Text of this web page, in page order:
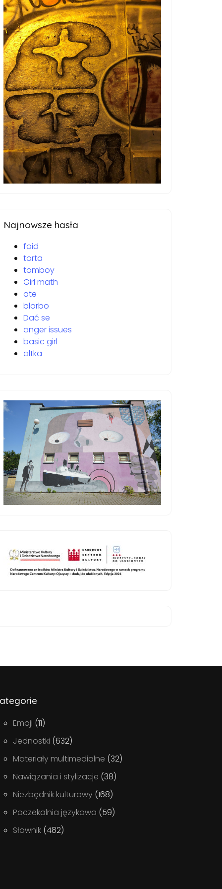
Najnowsze hasła
foid
torta
tomboy
Girl math
ate
blorbo
Dać se
anger issues
basic girl
altka
Emoji (11)
Jednostki (632)
Materiały multimedialne (32)
Nawiązania i stylizacje (38)
Niezbędnik kulturowy (168)
Poczekalnia językowa (59)
Słownik (482)